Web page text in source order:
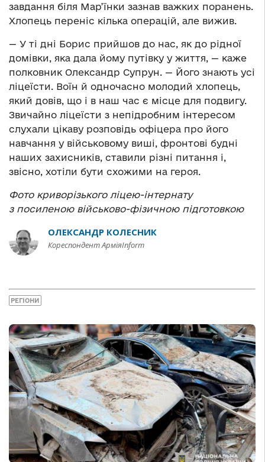
завдання біля Мар’їнки зазнав важких поранень.
Хлопець переніс кілька операцій, але вижив.
— У ті дні Борис прийшов до нас, як до рідної
домівки, яка дала йому путівку у життя, — каже
полковник Олександр Супрун. — Його знають усі
ліцеїсти. Воїн й одночасно молодий хлопець,
який довів, що і в наш час є місце для подвигу.
Звичайно ліцеїсти з непідробним інтересом
слухали цікаву розповідь офіцера про його
навчання у військовому виші, фронтові будні
наших захисників, ставили різні питання і,
звісно, хотіли бути схожими на героя.
Фото криворізького ліцею-інтернату
з посиленою військово-фізичною підготовкою
ОЛЕКСАНДР КОЛЕСНИК
Кореспондент АрміяInform
РЕГІОНИ